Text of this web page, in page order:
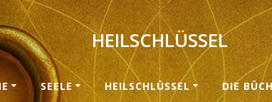
HEILSCHLÜSSEL
SEELE HEILSCHLÜSSEL DIE